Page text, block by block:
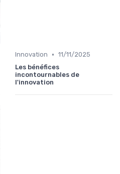
Innovation • 11/11/2025
Les bénéfices
incontournables de
l'innovation